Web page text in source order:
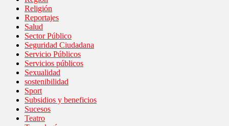
Religión
Reportajes
Salud
Sector Público
Seguridad Ciudadana
Servicio Públicos
Servicios públicos
Sexualidad
sostenibilidad
Sport
Subsidios y beneficios
Sucesos
Teatro